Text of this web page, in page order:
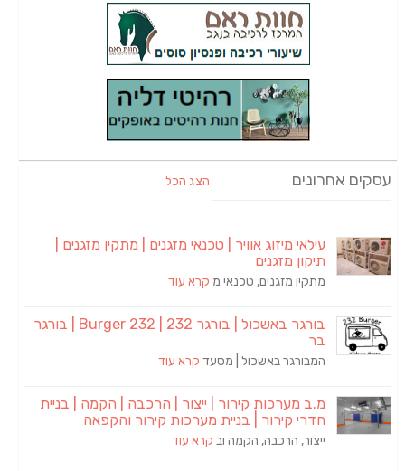
עסקים אחרונים הצג הכל
עילאי מיזוג אוויר | טכנאי מזגנים | מתקין מזגנים |
תיקון מזגנים
מתקין מזגנים, טכנאי מ קרא עוד
בורגר באשכול | בורגר 232 | Burger 232 | בורגר
בר
המבורגר באשכול | מסעד קרא עוד
מ.ב מערכות קירור | ייצור | הרכבה | הקמה | בניית
חדרי קירור | בניית מערכות קירור והקפאה
ייצור, הרכבה, הקמה וב קרא עוד